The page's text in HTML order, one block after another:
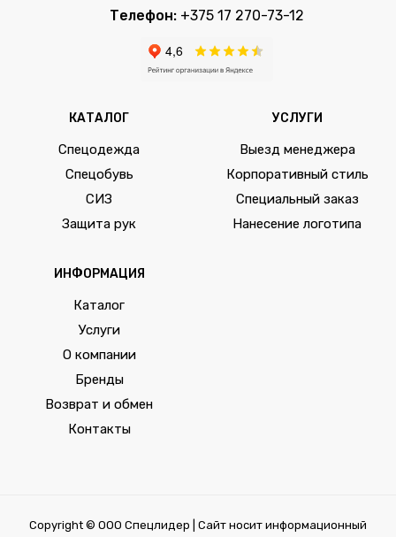
Телефон: +375 17 270-73-12
КАТАЛОГ
Спецодежда
Спецобувь
СИЗ
Защита рук
УСЛУГИ
Выезд менеджера
Корпоративный стиль
Специальный заказ
Нанесение логотипа
ИНФОРМАЦИЯ
Каталог
Услуги
О компании
Бренды
Возврат и обмен
Контакты
Copyright © ООО Спецлидер | Сайт носит информационный